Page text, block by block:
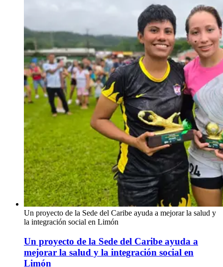
Un proyecto de la Sede del Caribe ayuda a mejorar la salud y
la integración social en Limón
Un proyecto de la Sede del Caribe ayuda a
mejorar la salud y la integración social en
Limón